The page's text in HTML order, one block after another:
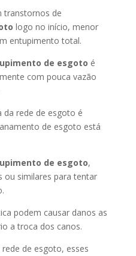
transtornos de
logo no início, menor
entupimento total.
de esgoto é
com pouca vazão
da rede de esgoto é
de esgoto está
de esgoto,
ou similares para tentar
podem causar danos as
a troca dos canos.
de esgoto, esses